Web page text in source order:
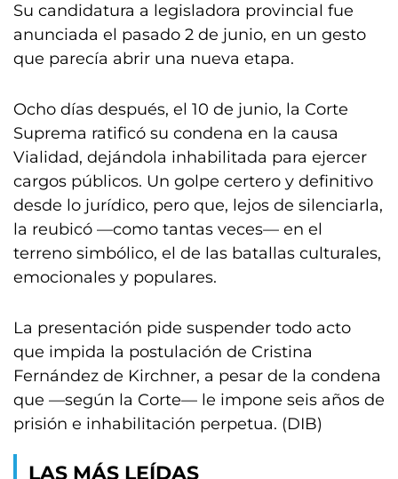
Su candidatura a legisladora provincial fue
anunciada el pasado 2 de junio, en un gesto
que parecía abrir una nueva etapa.
Ocho días después, el 10 de junio, la Corte
Suprema ratificó su condena en la causa
Vialidad, dejándola inhabilitada para ejercer
cargos públicos. Un golpe certero y definitivo
desde lo jurídico, pero que, lejos de silenciarla,
la reubicó —como tantas veces— en el
terreno simbólico, el de las batallas culturales,
emocionales y populares.
La presentación pide suspender todo acto
que impida la postulación de Cristina
Fernández de Kirchner, a pesar de la condena
que —según la Corte— le impone seis años de
prisión e inhabilitación perpetua. (DIB)
LAS MÁS LEÍDAS